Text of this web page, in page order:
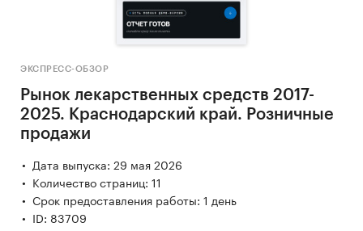
ЭКСПРЕСС-ОБЗОР
Рынок лекарственных средств 2017-
2025. Краснодарский край. Розничные
продажи
Дата выпуска: 29 мая 2026
Количество страниц: 11
Срок предоставления работы: 1 день
ID: 83709